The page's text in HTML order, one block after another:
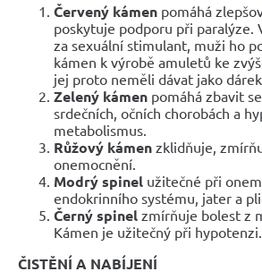
Červený kámen pomáhá
poskytuje podporu při paralýze.
za sexuální stimulant, muži ho
kámen k výrobě amuletů ke
jej proto neměli dávat jako dárek.
Zelený kámen pomáhá zbavit
srdečních, očních chorobách a
metabolismus.
Růžový kámen zklidňuje,
onemocnění.
Modrý spinel užitečné při
endokrinního systému, jater a
Černý spinel zmírňuje bolest z
Kámen je užitečný při hypotenzi.
ČISTĚNÍ A NABÍJENÍ